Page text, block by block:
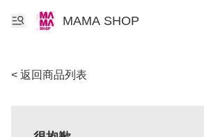
MAMA SHOP
< 返回商品列表